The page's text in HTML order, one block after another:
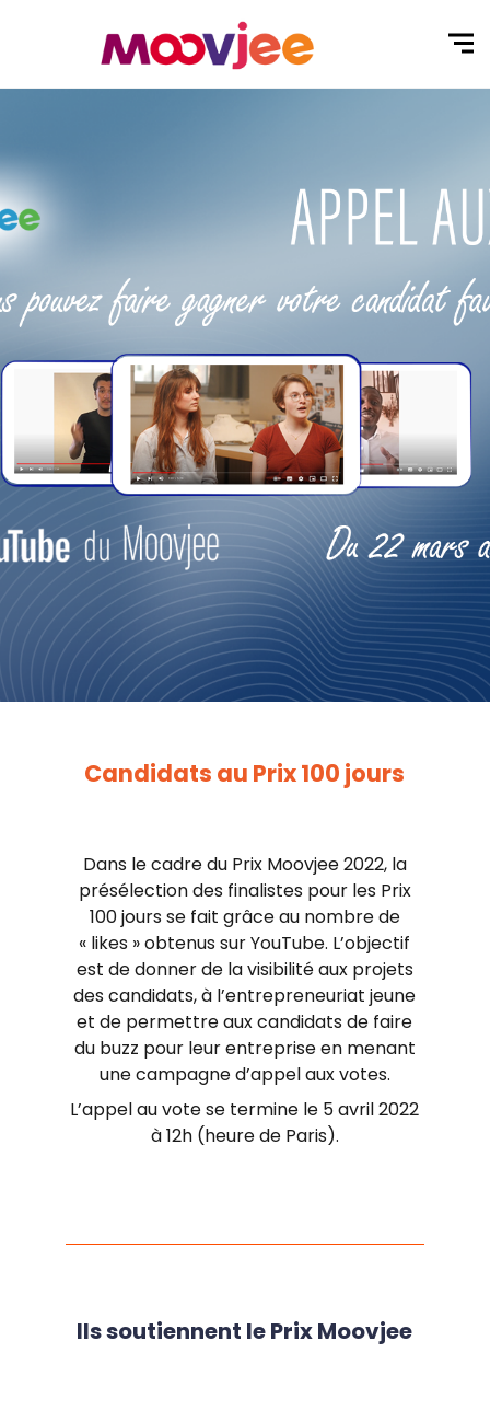
Candidats au Prix 100 jours
Dans le cadre du Prix Moovjee 2022, la
présélection des finalistes pour les Prix
100 jours se fait grâce au nombre de
« likes » obtenus sur YouTube. L’objectif
est de donner de la visibilité aux projets
des candidats, à l’entrepreneuriat jeune
et de permettre aux candidats de faire
du buzz pour leur entreprise en menant
une campagne d’appel aux votes.
L’appel au vote se termine le 5 avril 2022
à 12h (heure de Paris).
Ils soutiennent le Prix Moovjee